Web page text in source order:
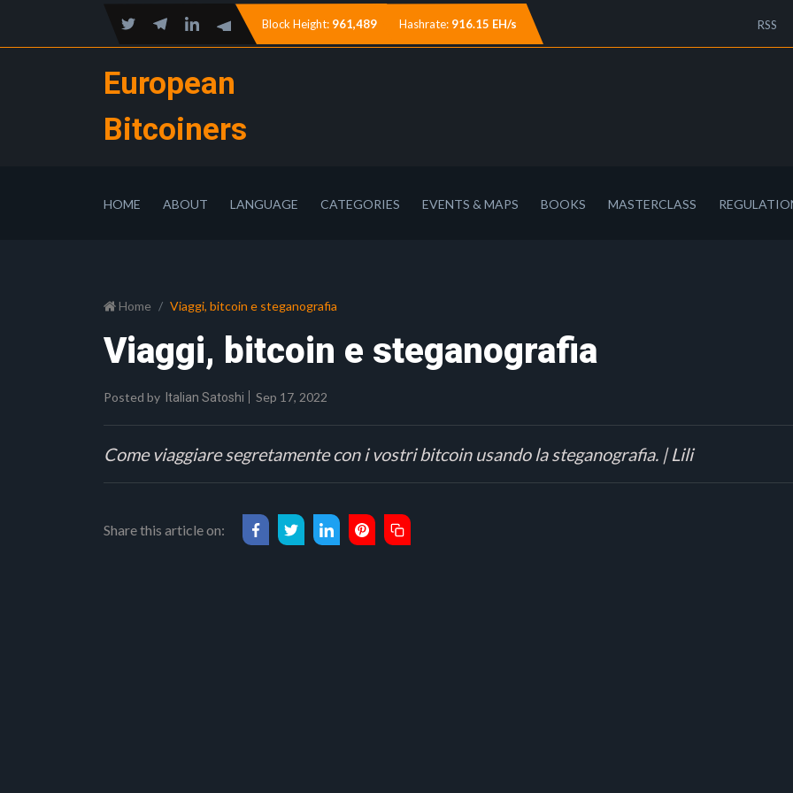
Block Height: 961,489 Hashrate: 916.15 EH/s RSS
European
Bitcoiners
HOME ABOUT LANGUAGE CATEGORIES EVENTS & MAPS BOOKS MASTERCLASS
Home Viaggi, bitcoin e steganografia
Viaggi, bitcoin e steganografia
Posted by Italian Satoshi Sep 17, 2022
Come viaggiare segretamente con i vostri bitcoin usando la steganografia. | Lili
Share this article on: